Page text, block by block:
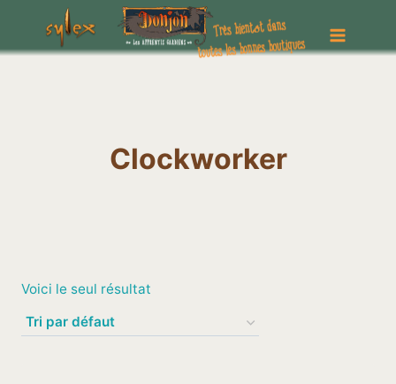
contenu
Clockworker
Voici le seul résultat